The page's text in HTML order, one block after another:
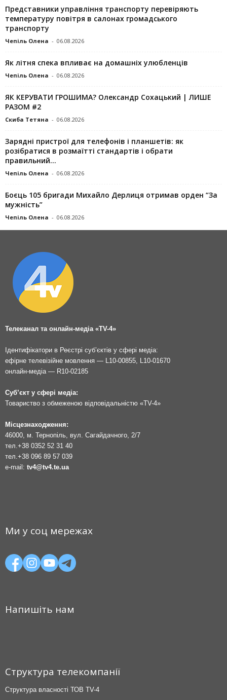
Представники управління транспорту перевіряють
температуру повітря в салонах громадського
транспорту
Чепіль Олена - 06.08.2026
Як літня спека впливає на домашніх улюбленців
Чепіль Олена - 06.08.2026
ЯК КЕРУВАТИ ГРОШИМА? Олександр Сохацький | ЛИШЕ
РАЗОМ #2
Скиба Тетяна - 06.08.2026
Зарядні пристрої для телефонів і планшетів: як
розібратися в розмаїтті стандартів і обрати
правильний...
Чепіль Олена - 06.08.2026
Боєць 105 бригади Михайло Дерлиця отримав орден “За
мужність”
Чепіль Олена - 06.08.2026
Телеканал та онлайн-медіа «TV-4»
Ідентифікатори в Реєстрі суб’єктів у сфері медіа:
ефірне телевізійне мовлення — L10-00855, L10-01670
онлайн-медіа — R10-02185
Суб’єкт у сфері медіа:
Товариство з обмеженою відповідальністю «TV-4»
Місцезнаходження:
46000, м. Тернопіль, вул. Сагайдачного, 2/7
тел. +38 0352 52 31 40
тел. +38 096 89 57 039
e-mail: tv4@tv4.te.ua
Ми у соц мережах
Напишіть нам
Структура телекомпанії
Структура власності ТОВ TV-4